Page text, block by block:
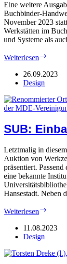
Eine weitere
Buchbinder-
November 2023
Werkstätten im
und Systeme als
Weiterlesen
Beurs“
26.09.2023
Design
SUB:
Letztmalig in
Auktion von
präsentiert.
eine bekannte
Hansestadt. Neben
Weiterlesen
Vielfalt
11.08.2023
Design